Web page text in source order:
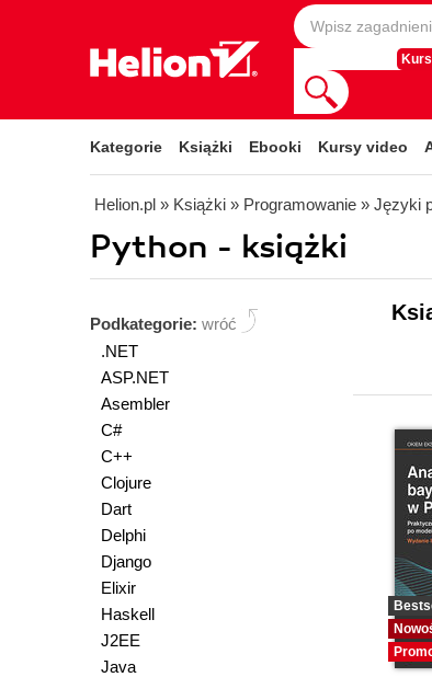
Kategorie Książki Ebooki Kursy video
Helion.pl » Książki » Programowanie » Języki
Python - książki
Podkategorie: wróć
.NET
ASP.NET
Asembler
C#
C++
Clojure
Dart
Delphi
Django
Elixir
Haskell
J2EE
Java